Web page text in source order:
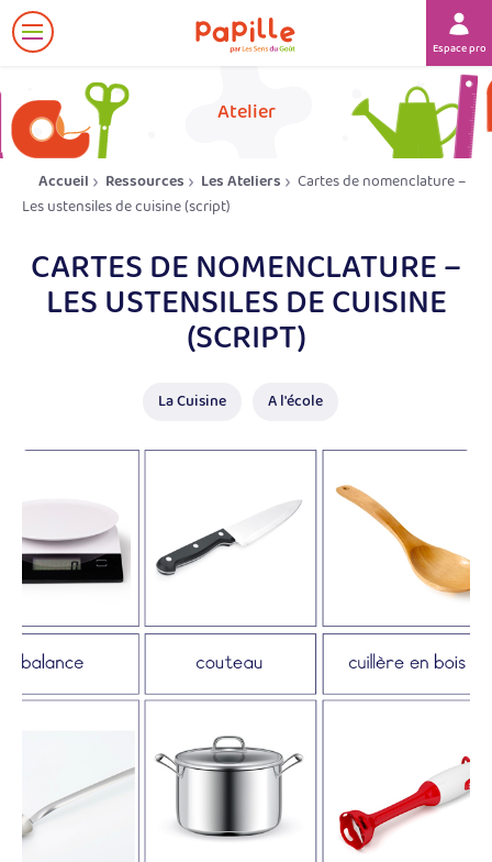
Afficher
le
Espace
Atelier
Accueil Ressources Les Ateliers
Cartes de nomenclature –
Les ustensiles de cuisine (script)
CARTES DE NOMENCLATURE –
LES USTENSILES DE CUISINE
(SCRIPT)
La Cuisine A l'école